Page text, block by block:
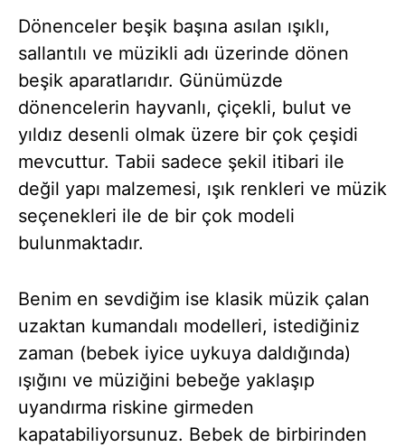
Dönenceler beşik başına asılan ışıklı,
sallantılı ve müzikli adı üzerinde dönen
beşik aparatlarıdır. Günümüzde
dönencelerin hayvanlı, çiçekli, bulut ve
yıldız desenli olmak üzere bir çok çeşidi
mevcuttur. Tabii sadece şekil itibari ile
değil yapı malzemesi, ışık renkleri ve müzik
seçenekleri ile de bir çok modeli
bulunmaktadır.
Benim en sevdiğim ise klasik müzik çalan
uzaktan kumandalı modelleri, istediğiniz
zaman (bebek iyice uykuya daldığında)
ışığını ve müziğini bebeğe yaklaşıp
uyandırma riskine girmeden
kapatabiliyorsunuz. Bebek de birbirinden